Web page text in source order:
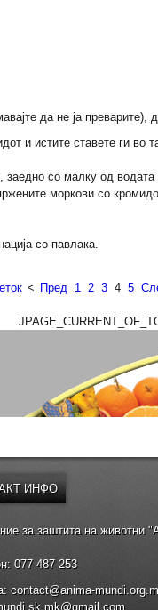
да не ја преварите),
и истите ставете ги
со малку од водата
моркови со
со павлака.
< Пред 1 2 3 4 5
ИНФО
за заштита на животни
077 487 253
contact@anima-